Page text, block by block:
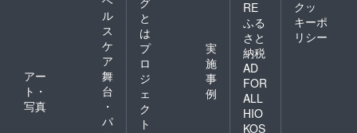
ル
ス
ケ
ア
アー
ト・
写真
舞
台
・
パ
と
は
プ
ロ
ジ
ェ
ク
ト
実
施
事
例
RE
ふる
さと
納税
AD
FOR
ALL
HIO
KOS
クッ
キーポ
リシー